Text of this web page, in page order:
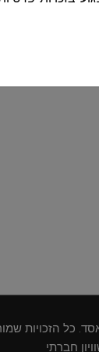
לצורך ניהול
באמצעות